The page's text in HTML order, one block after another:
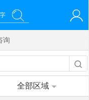
部新城社区新媒体综
登录
询
全部区域